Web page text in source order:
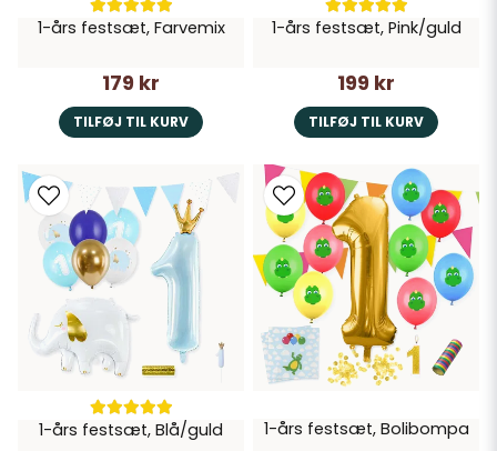
1-års festsæt, Farvemix
179 kr
TILFØJ TIL KURV
1-års festsæt, Pink/guld
199 kr
TILFØJ TIL KURV
1-års festsæt, Blå/guld 1-års festsæt, Bolibompa